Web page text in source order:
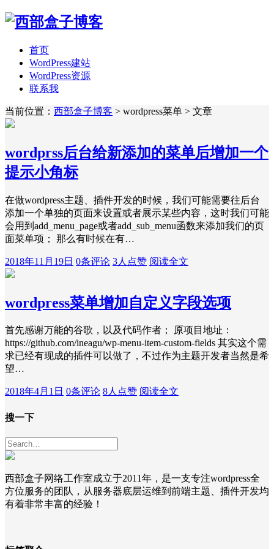
首页
WordPress建站
WordPress资源
联系我
当前位置： 西部盒子博客 > wordpress菜单 > 文章
wordprss后台给新添加的菜单后增加一个
提示小角标
在做wordpress主题、插件开发的时候，我们可能需要往后台
添加一个单独的页面来设置或者展示某些内容，这时我们可能
会用到add_menu_page或者add_sub_menu函数来添加我们的页
面菜单项； 那么有时候在有…
2018年11月19日 0条评论 3人点赞 阅读全文
wordpress菜单增加自定义字段选项
首先感谢万能的谷歌，以及代码作者； 原项目地址：
https://github.com/ineagu/wp-menu-item-custom-fields 其实这个需
求已经有现成的插件可以做了，不过作为主题开发者当然是希
望…
2018年4月1日 0条评论 8人点赞 阅读全文
搜一下
西部盒子网络工作室成立于2011年，是一支专注wordpress全
方位服务的团队，从服务器底层运维到前端主题、插件开发均
有着非常丰富的经验！